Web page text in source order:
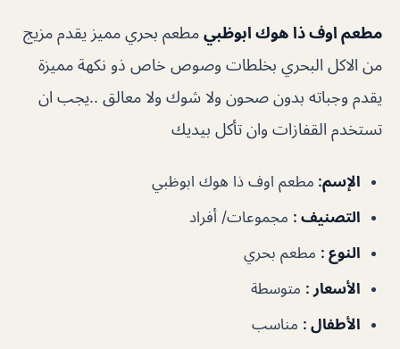
مطعم اوف ذا هوك ابوظبي مطعم بحري مميز يقدم مزيج
من الاكل البحري بخلطات وصوص خاص ذو نكهة مميزة
يقدم وجباته بدون صحون ولا شوك ولا معالق ..يجب ان
تستخدم القفازات وان تأكل بيديك
الإسم: مطعم اوف ذا هوك ابوظبي
التصنيف : مجموعات/ أفراد
النوع : مطعم بحري
الأسعار : متوسطة
الأطفال : مناسب